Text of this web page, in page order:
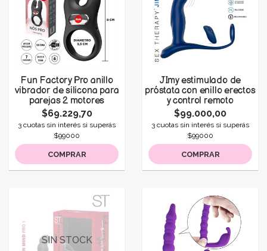
Fun Factory Pro anillo
vibrador de silicona para
parejas 2 motores
$69.229,70
3 cuotas sin interés si superás
$99000
COMPRAR
JImy estimulado de
próstata con enillo erectos
y control remoto
$99.000,00
3 cuotas sin interés si superás
$99000
COMPRAR
SIN STOCK